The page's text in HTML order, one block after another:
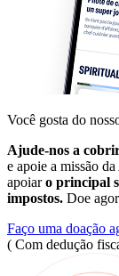
Você gosta do
Ajude-nos a
e apoie a missão
apoiaro principal
impostos. Doe
Faço uma doação
( Com dedução